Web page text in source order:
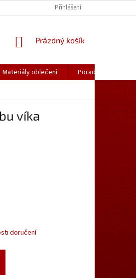
KATALOGY (.PDF)Přihlášení
NÁKUPNÍ
Prázdný košík
Materiály oblečení Poradna
víka
doručení